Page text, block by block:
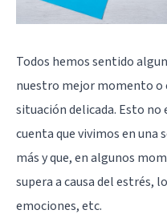
Todos hemos sentido
nuestro mejor momento o
situación delicada. Esto no
cuenta que vivimos en una
más y que, en algunos
supera a causa del estrés,
emociones, etc.